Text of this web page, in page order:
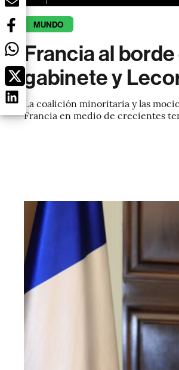
MUNDO
Francia al
gabinete y
La coalición minoritaria y las
Francia en medio de crecientes